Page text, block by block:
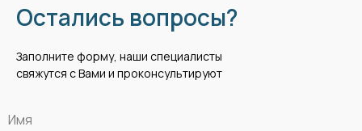
Заполните форму, наши специалисты
свяжутся с Вами и проконсультируют
Остались вопросы?